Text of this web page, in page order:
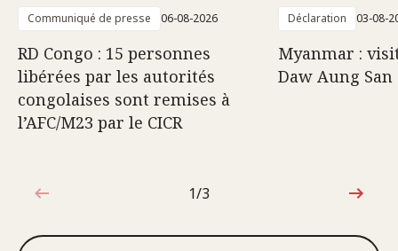
Communiqué de presse 06-08-2026
RD Congo : 15 personnes
libérées par les autorités
congolaises sont remises à
l’AFC/M23 par le CICR
Déclaration 03-08-
Myanmar :
Daw Aung San
1sur3
1/3